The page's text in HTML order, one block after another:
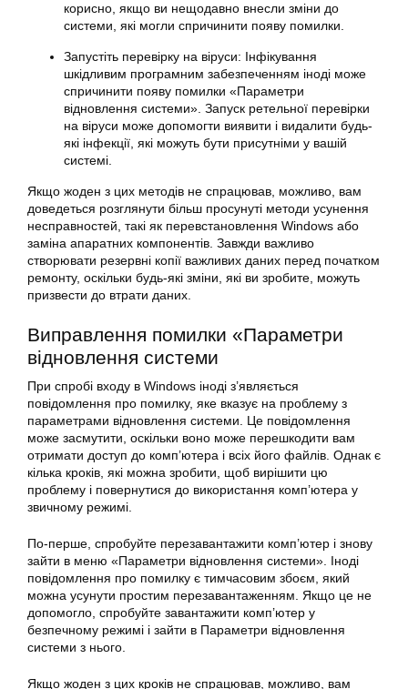
корисно, якщо ви нещодавно внесли зміни до
системи, які могли спричинити появу помилки.
Запустіть перевірку на віруси: Інфікування
шкідливим програмним забезпеченням іноді може
спричинити появу помилки «Параметри
відновлення системи». Запуск ретельної перевірки
на віруси може допомогти виявити і видалити будь-
які інфекції, які можуть бути присутніми у вашій
системі.
Якщо жоден з цих методів не спрацював, можливо, вам
доведеться розглянути більш просунуті методи усунення
несправностей, такі як перевстановлення Windows або
заміна апаратних компонентів. Завжди важливо
створювати резервні копії важливих даних перед початком
ремонту, оскільки будь-які зміни, які ви зробите, можуть
призвести до втрати даних.
Виправлення помилки «Параметри
відновлення системи
При спробі входу в Windows іноді з’являється
повідомлення про помилку, яке вказує на проблему з
параметрами відновлення системи. Це повідомлення
може засмутити, оскільки воно може перешкодити вам
отримати доступ до комп’ютера і всіх його файлів. Однак є
кілька кроків, які можна зробити, щоб вирішити цю
проблему і повернутися до використання комп’ютера у
звичному режимі.
По-перше, спробуйте перезавантажити комп’ютер і знову
зайти в меню «Параметри відновлення системи». Іноді
повідомлення про помилку є тимчасовим збоєм, який
можна усунути простим перезавантаженням. Якщо це не
допомогло, спробуйте завантажити комп’ютер у
безпечному режимі і зайти в Параметри відновлення
системи з нього.
Якщо жоден з цих кроків не спрацював, можливо, вам